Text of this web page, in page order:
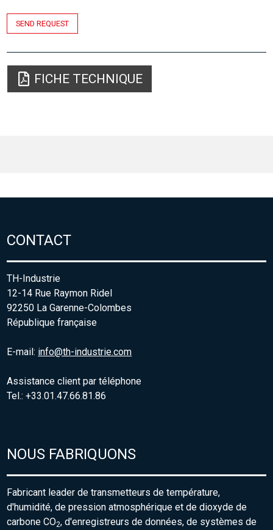
SEND REQUEST
FICHE TECHNIQUE
CONTACT
TH-Industrie
12-14 Rue Raymon Ridel
92250 La Garenne-Colombes
République française
E-mail: info@th-industrie.com
Assistance client par téléphone
Tel.: +33.01.47.66.81.86
NOUS FABRIQUONS
Fabricant leader de transmetteurs de température,
d'humidité, de pression atmosphérique et de dioxyde de
carbone CO2, d'enregistreurs de données, de systèmes de